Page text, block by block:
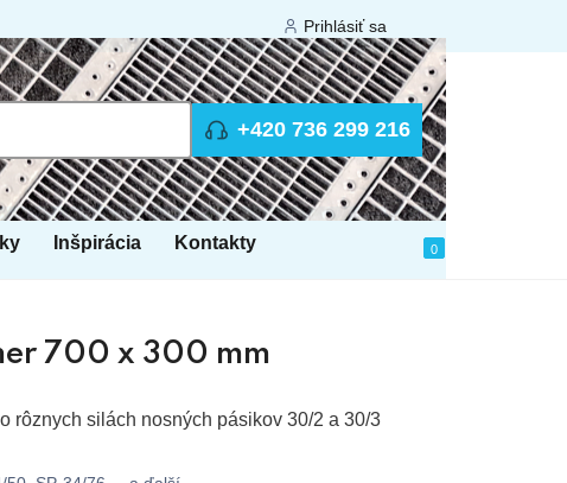
Prihlásiť sa
+420 736 299 216
Inšpirácia Kontakty 0
700 x 300 mm
rôznych silách nosných pásikov 30/2 a 30/3